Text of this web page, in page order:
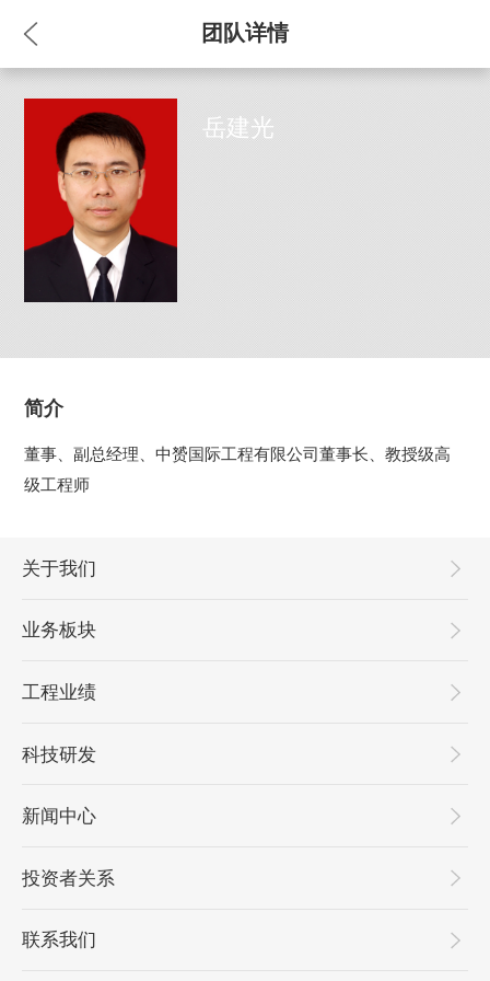
团队详情
岳建光
简介
董事、副总经理、中赟国际工程有限公司董事长、教授级高
级工程师
关于我们
业务板块
工程业绩
科技研发
新闻中心
投资者关系
联系我们